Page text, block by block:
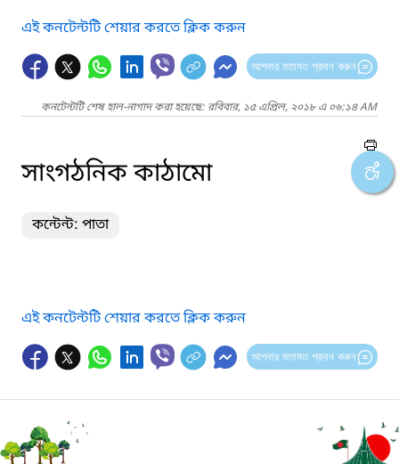
এই কনটেন্টটি শেয়ার করতে ক্লিক করুন
আপনার মতামত প্রদান করুন
কনটেন্টটি শেষ হাল-নাগাদ করা হয়েছে: রবিবার, ১৫ এপ্রিল, ২০১৮ এ ০৬:১৪ AM
সাংগঠনিক কাঠামো
কন্টেন্ট: পাতা
এই কনটেন্টটি শেয়ার করতে ক্লিক করুন
আপনার মতামত প্রদান করুন